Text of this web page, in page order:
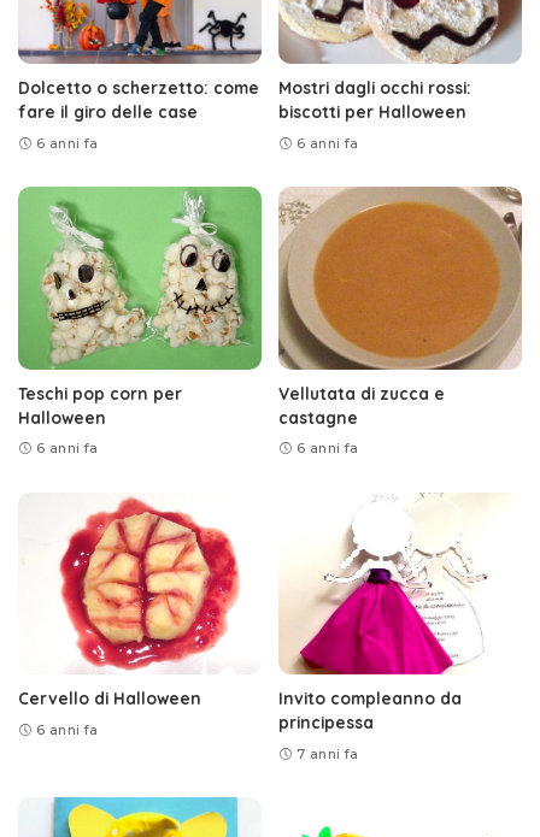
Dolcetto o scherzetto: come
fare il giro delle case
6 anni fa
Mostri dagli occhi rossi:
biscotti per Halloween
6 anni fa
Teschi pop corn per
Halloween
6 anni fa
Vellutata di zucca e
castagne
6 anni fa
Cervello di Halloween
6 anni fa
Invito compleanno da
principessa
7 anni fa